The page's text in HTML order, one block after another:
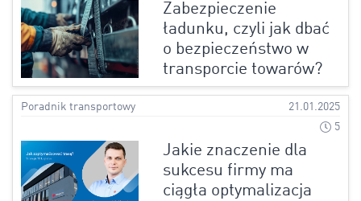
Zabezpieczenie
ładunku, czyli jak dbać
o bezpieczeństwo w
transporcie towarów?
Poradnik transportowy
21.01.2025
5
Jakie znaczenie dla
sukcesu firmy ma
ciągła optymalizacja